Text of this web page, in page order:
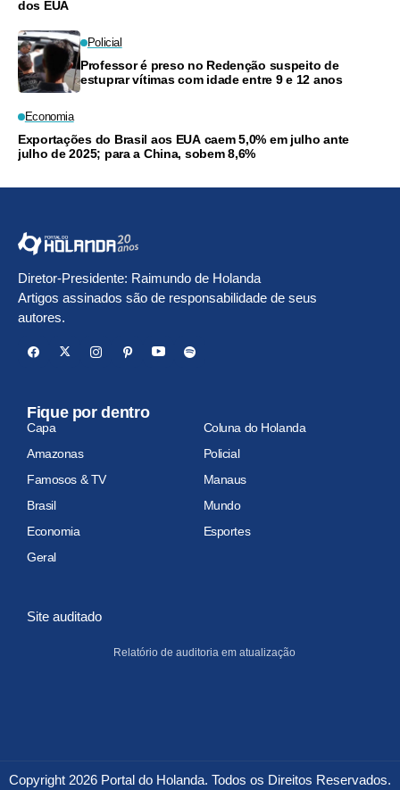
dos EUA
Policial
Professor é preso no Redenção suspeito de
estuprar vítimas com idade entre 9 e 12 anos
Economia
Exportações do Brasil aos EUA caem 5,0% em julho ante
julho de 2025; para a China, sobem 8,6%
Diretor-Presidente: Raimundo de Holanda
Artigos assinados são de responsabilidade de seus
autores.
Fique por dentro
Capa
Coluna do Holanda
Amazonas
Policial
Famosos & TV
Manaus
Brasil
Mundo
Economia
Esportes
Geral
Site auditado
Relatório de auditoria em atualização
Copyright 2026 Portal do Holanda. Todos os Direitos Reservados.